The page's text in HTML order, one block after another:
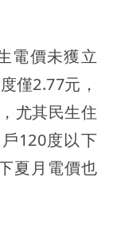
電價未獲立
僅2.77元，
尤其民生住
120度以下
夏月電價也